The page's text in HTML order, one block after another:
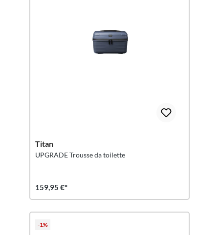
Titan
UPGRADE Trousse da toilette
159,95 €*
-1%